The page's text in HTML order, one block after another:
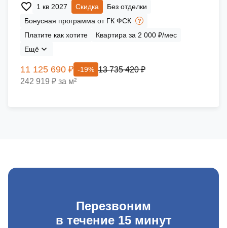
1 кв 2027 Скидка
Без отделки
Бонусная программа от ГК ФСК
Платите как хотите
Квартира за 2 000 ₽/мес
Ещё
11 125 690 ₽ -19% 13 735 420 ₽
242 919 ₽ за м²
Перезвоним
в течение 15 минут